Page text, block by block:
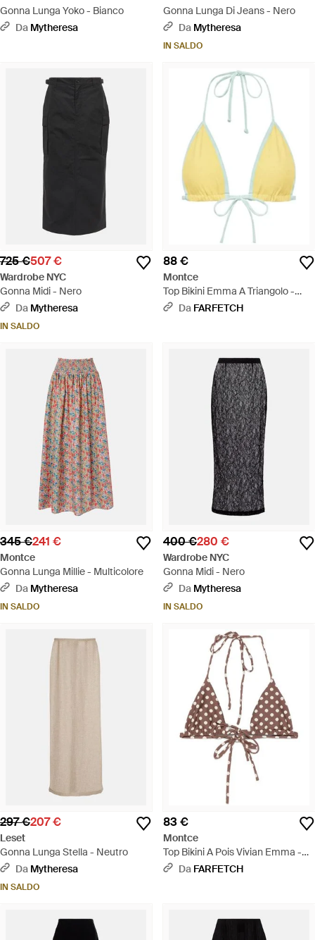
Gonna Lunga Yoko - Bianco
Da Mytheresa
Gonna Lunga Di Jeans - Nero
Da Mytheresa
IN SALDO
725 €507 €
Wardrobe NYC
Gonna Midi - Nero
Da Mytheresa
IN SALDO
88 €
Montce
Top Bikini Emma A Triangolo -
Metallizzato
Da FARFETCH
345 €241 €
Montce
Gonna Lunga Millie - Multicolore
Da Mytheresa
IN SALDO
400 €280 €
Wardrobe NYC
Gonna Midi - Nero
Da Mytheresa
IN SALDO
297 €207 €
Leset
Gonna Lunga Stella - Neutro
Da Mytheresa
IN SALDO
83 €
Montce
Top Bikini A Pois Vivian Emma -
Bianco
Da FARFETCH